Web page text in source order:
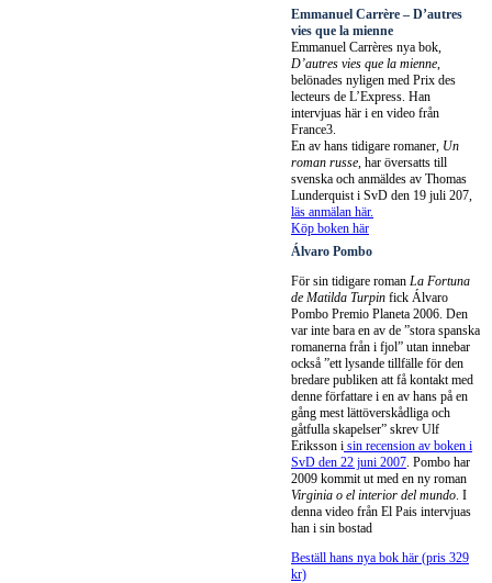
Emmanuel Carrère – D’autres
vies que la mienne
Emmanuel Carrères nya bok,
D’autres vies que la mienne,
belönades nyligen med Prix des
lecteurs de L’Express. Han
intervjuas här i en video från
France3.
En av hans tidigare romaner, Un
roman russe, har översatts till
svenska och anmäldes av Thomas
Lunderquist i SvD den 19 juli 207,
läs anmälan här.
Köp boken här
Álvaro Pombo
För sin tidigare roman La Fortuna
de Matilda Turpin fick Álvaro
Pombo Premio Planeta 2006. Den
var inte bara en av de ”stora spanska
romanerna från i fjol” utan innebar
också ”ett lysande tillfälle för den
bredare publiken att få kontakt med
denne författare i en av hans på en
gång mest lättöverskådliga och
gåtfulla skapelser” skrev Ulf
Eriksson i sin recension av boken i
SvD den 22 juni 2007. Pombo har
2009 kommit ut med en ny roman
Virginia o el interior del mundo. I
denna video från El Pais intervjuas
han i sin bostad
Beställ hans nya bok här (pris 329
kr)